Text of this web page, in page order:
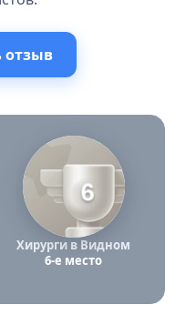
отзыв
6
Хирурги в Видном
6-е место